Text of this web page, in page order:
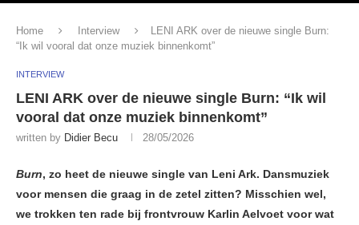
Home Interview
LENI ARK over de nieuwe single Burn:
“Ik wil vooral dat onze muziek binnenkomt”
INTERVIEW
LENI ARK over de nieuwe single Burn: “Ik wil
vooral dat onze muziek binnenkomt”
written by Didier Becu 28/05/2026
Burn, zo heet de nieuwe single van Leni Ark. Dansmuziek
voor mensen die graag in de zetel zitten? Misschien wel,
we trokken ten rade bij frontvrouw Karlin Aelvoet voor wat